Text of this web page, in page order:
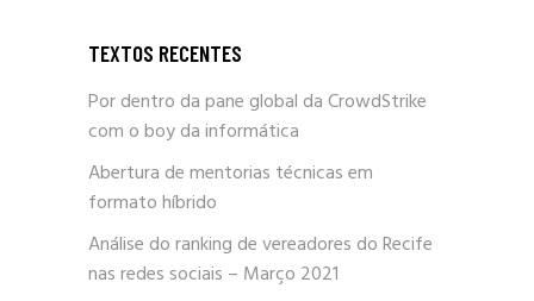
TEXTOS RECENTES
Por dentro da pane global da CrowdStrike
com o boy da informática
Abertura de mentorias técnicas em
formato híbrido
Análise do ranking de vereadores do Recife
nas redes sociais – Março 2021